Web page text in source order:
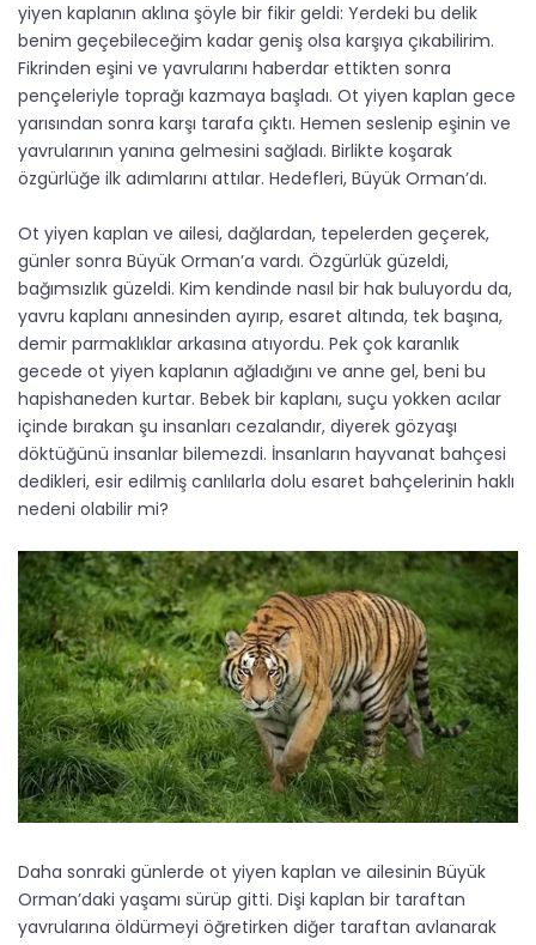
yiyen kaplanın aklına şöyle bir fikir geldi: Yerdeki bu delik
benim geçebileceğim kadar geniş olsa karşıya çıkabilirim.
Fikrinden eşini ve yavrularını haberdar ettikten sonra
pençeleriyle toprağı kazmaya başladı. Ot yiyen kaplan gece
yarısından sonra karşı tarafa çıktı. Hemen seslenip eşinin ve
yavrularının yanına gelmesini sağladı. Birlikte koşarak
özgürlüğe ilk adımlarını attılar. Hedefleri, Büyük Orman’dı.
Ot yiyen kaplan ve ailesi, dağlardan, tepelerden geçerek,
günler sonra Büyük Orman’a vardı. Özgürlük güzeldi,
bağımsızlık güzeldi. Kim kendinde nasıl bir hak buluyordu da,
yavru kaplanı annesinden ayırıp, esaret altında, tek başına,
demir parmaklıklar arkasına atıyordu. Pek çok karanlık
gecede ot yiyen kaplanın ağladığını ve anne gel, beni bu
hapishaneden kurtar. Bebek bir kaplanı, suçu yokken acılar
içinde bırakan şu insanları cezalandır, diyerek gözyaşı
döktüğünü insanlar bilemezdi. İnsanların hayvanat bahçesi
dedikleri, esir edilmiş canlılarla dolu esaret bahçelerinin haklı
nedeni olabilir mi?
Daha sonraki günlerde ot yiyen kaplan ve ailesinin Büyük
Orman’daki yaşamı sürüp gitti. Dişi kaplan bir taraftan
yavrularına öldürmeyi öğretirken diğer taraftan avlanarak